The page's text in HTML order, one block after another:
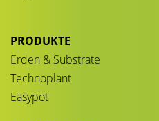
PRODUKTE
Erden & Substrate
Technoplant
Easypot